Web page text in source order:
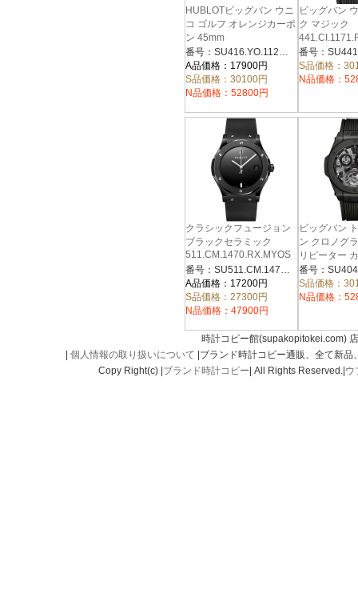
HUBLOTビッグバン ウニ
コ ゴルフ オレンジカーボ
ン 45mm
416.YO.1120.VR
番号：SU416.YO.1120.VR
A品価格：17900円
S品価格：30100円
N品価格：52800円
ビッグバン
ク マジック
S品価格：
N品価格：
クラシックフュージョン
ブラックセラミック
511.CM.1470.RX.MYOS
番号：SU511.CM.1470.RX.MYOS
A品価格：17200円
S品価格：27300円
N品価格：47900円
ビッグバン
ン クロノグ
リピーター
S品価格：
N品価格：
時計コピー館(supakopitokei.com)
個人情報の取り扱いについて |ブランド時計コピー通販、全て新
Copy Right(c) | ブランド時計コピー | All Rights Reserved.| ウ